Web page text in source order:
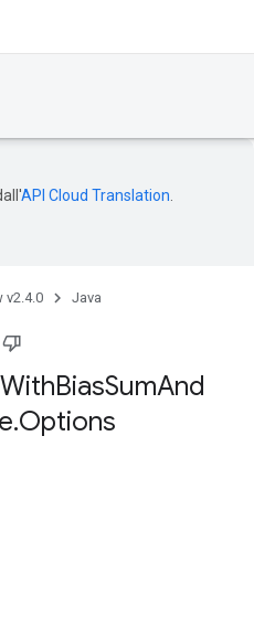
API Cloud Translation
v2.4.0 Java
BiasSumAnd
.Options